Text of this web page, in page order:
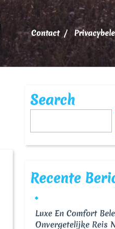
Contact
Search
Recente
Luxe En Comfort
Onvergetelijke Reis